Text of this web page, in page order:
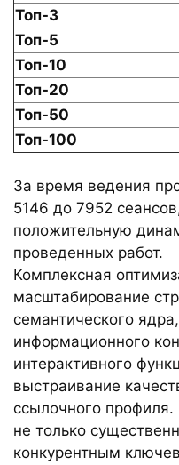
Топ-3
Топ-5
Топ-10
Топ-20
Топ-50
Топ-100
За время ведения
5146 до 7952
положительную
проведенных работ.
Комплексная
масштабирование
семантического
информационного
интерактивного
выстраивание
ссылочного профиля.
не только
конкурентным